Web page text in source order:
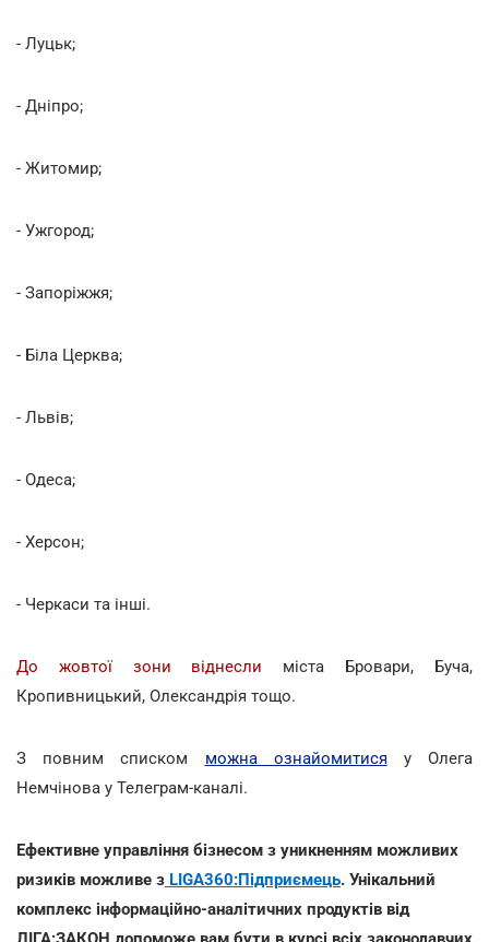
- Луцьк;
- Дніпро;
- Житомир;
- Ужгород;
- Запоріжжя;
- Біла Церква;
- Львів;
- Одеса;
- Херсон;
- Черкаси та інші.
До жовтої зони віднесли міста Бровари, Буча,
Кропивницький, Олександрія тощо.
З повним списком можна ознайомитися у Олега
Немчінова у Телеграм-каналі.
Ефективне управління бізнесом з уникненням можливих
ризиків можливе з LIGA360:Підприємець. Унікальний
комплекс інформаційно-аналітичних продуктів від